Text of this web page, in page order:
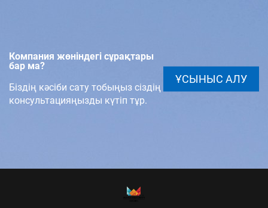
Компания жөніндегі сұрақтары
бар ма?
Біздің кәсіби сату тобыңыз сіздің
консультацияңызды күтіп тұр.
ҰСЫНЫС АЛУ